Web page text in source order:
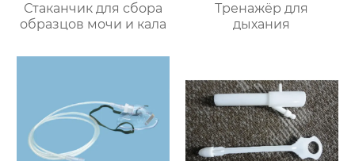
Стаканчик для сбора
образцов мочи и кала
Тренажёр для
дыхания